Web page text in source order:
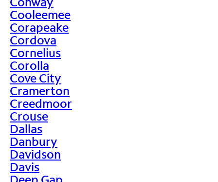
Cooleemee
Corapeake
Cordova
Cornelius
Corolla
Cove City
Cramerton
Creedmoor
Crouse
Dallas
Danbury
Davidson
Davis